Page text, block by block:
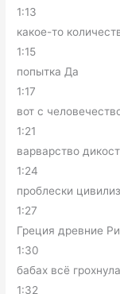
1:13
какое-то
1:15
попытка Да
1:17
вот с
1:21
варварство
1:24
проблески
1:27
Греция древние
1:30
бабах всё
1:32